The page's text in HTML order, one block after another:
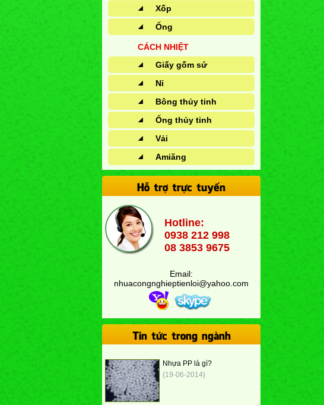
Xốp
Ống
CÁCH NHIỆT
Giấy gốm sứ
Nỉ
Bông thủy tinh
Ống thủy tinh
Vải
Amiăng
Hỗ trợ trực tuyến
Hotline:
0938 212 998
08 3853 9675
Email:
nhuacongnghieptienloi@yahoo.com
Tin tức trong ngành
Nhựa PP là gì?
{19-06-2014}